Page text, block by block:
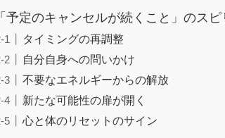
「予定のキャンセルが続くこと」のス
タイミングの再調整
自分自身への問いかけ
不要なエネルギーからの解放
新たな可能性の扉が開く
心と体のリセットのサイン